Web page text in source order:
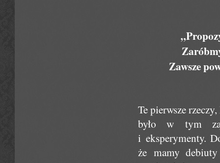
Zawsze
Te pierwsze
było w tym
i eksperymenty.
że mamy